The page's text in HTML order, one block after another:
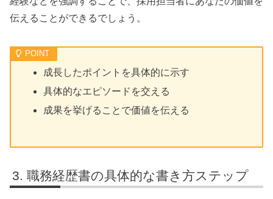
伝えることができるでしょう。
成長したポイントを具体的に示す
具体的なエピソードを交える
成果を挙げることで価値を伝える
職務経歴書の具体的な書き方ステップ